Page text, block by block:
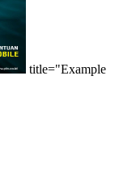
title="Example